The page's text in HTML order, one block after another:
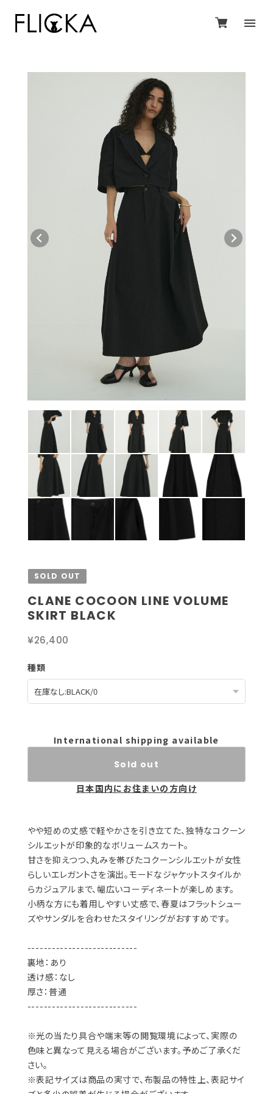
SOLD OUT
CLANE COCOON LINE VOLUME
SKIRT BLACK
¥26,400
種類
International shipping available
Sold out
日本国内にお住まいの方向け
やや短めの丈感で軽やかさを引き立てた、独特なコクーン
シルエットが印象的なボリュームスカート。
甘さを抑えつつ、丸みを帯びたコクーンシルエットが女性
らしいエレガントさを演出。モードなジャケットスタイルか
らカジュアルまで、幅広いコーディネートが楽しめます。
小柄な方にも着用しやすい丈感で、春夏はフラットシュー
ズやサンダルを合わせたスタイリングがおすすめです。
---------------------------
裏地：あり
透け感：なし
厚さ：普通
---------------------------
※光の当たり具合や端末等の閲覧環境によって、実際の
色味と異なって見える場合がございます。予めご了承くだ
さい。
※表記サイズは商品の実寸で、布製品の特性上、表記サイ